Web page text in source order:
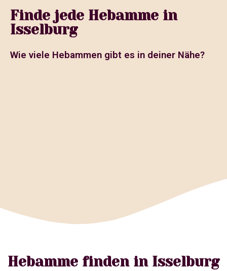
Finde jede Hebamme in
Isselburg
Wie viele Hebammen gibt es in deiner Nähe?
Hebamme finden in Isselburg